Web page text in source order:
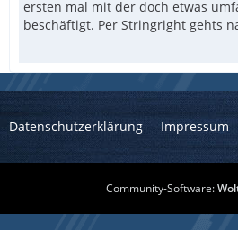
ersten mal mit der doch etwas
beschäftigt. Per Stringright gehts
Datenschutzerklärung Impressum
Community-Software: